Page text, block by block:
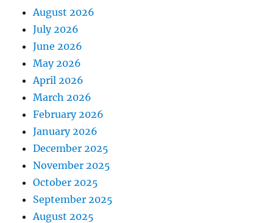
August 2026
July 2026
June 2026
May 2026
April 2026
March 2026
February 2026
January 2026
December 2025
November 2025
October 2025
September 2025
August 2025